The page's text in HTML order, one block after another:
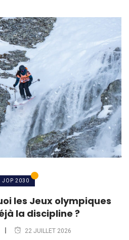
JOP 2030
les Jeux olympiques
la discipline ?
22 JUILLET 2026